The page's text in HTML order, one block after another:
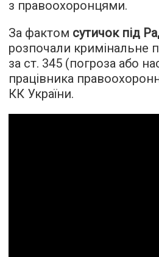
з правоохоронцями.
За фактом сутичок під
розпочали кримінальне
за ст. 345 (погроза або
працівника
КК України.